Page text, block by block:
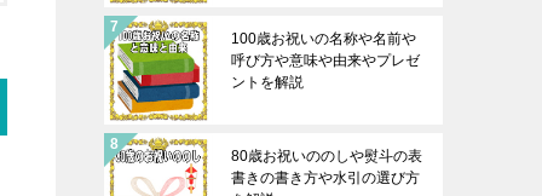
100歳お祝いの名称や名前や
呼び方や意味や由来やプレゼ
ントを解説
80歳お祝いののしや熨斗の表
書きの書き方や水引の選び方